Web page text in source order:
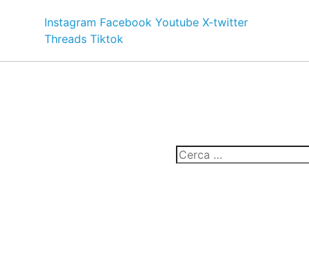
Instagram Facebook Youtube X-twitter
Threads Tiktok